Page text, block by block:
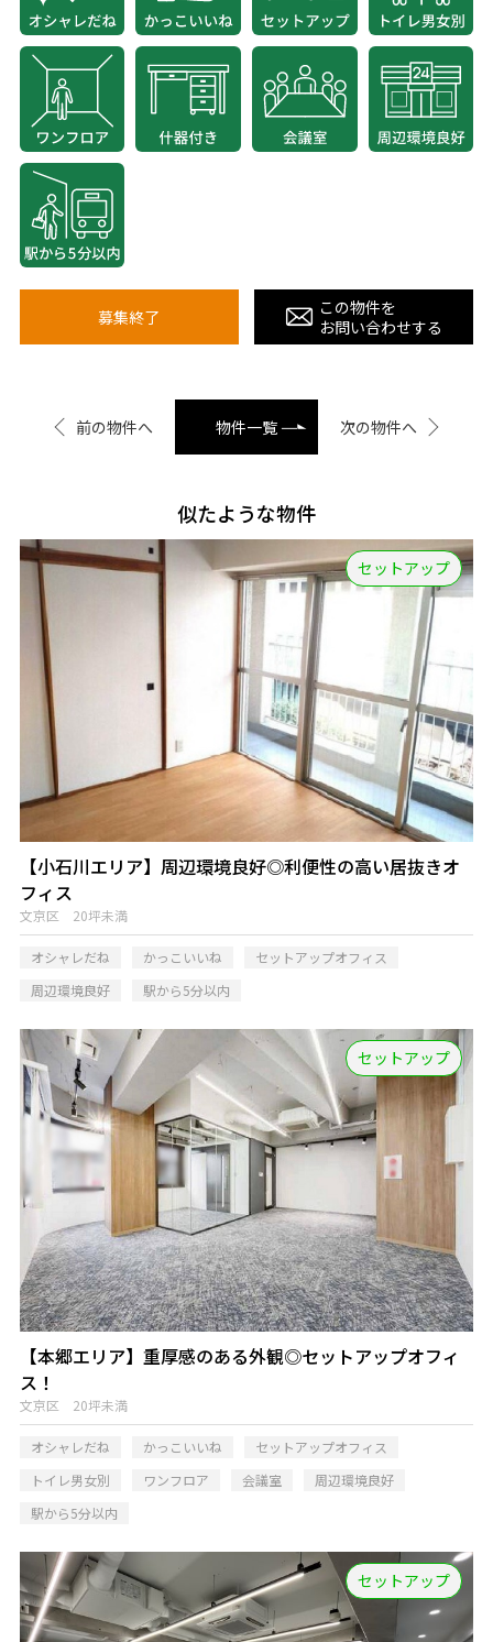
募集終了
この物件を
お問い合わせする
前の物件へ 物件一覧 次の物件へ
似たような物件
セットアップ
【小石川エリア】周辺環境良好◎利便性の高い居抜きオ
フィス
文京区 20坪未満
オシャレだね かっこいいね
セットアップオフィス
周辺環境良好
駅から5分以内
セットアップ
【本郷エリア】重厚感のある外観◎セットアップオフィ
ス！
文京区 20坪未満
オシャレだね かっこいいね
セットアップオフィス
トイレ男女別
ワンフロア 会議室
周辺環境良好
駅から5分以内
セットアップ